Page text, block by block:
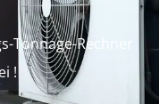
Tonnage-Rechner
!